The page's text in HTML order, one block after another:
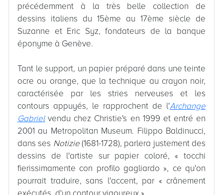
précédemment à la très belle collection de
dessins italiens du 15ème au 17ème siècle de
Suzanne et Eric Syz, fondateurs de la banque
éponyme à Genève.
Tant le support, un papier préparé dans une teinte
ocre ou orange, que la technique au crayon noir,
caractérisée par les stries nerveuses et les
contours appuyés, le rapprochent de l'Archange
Gabrielvendu chez Christie's en 1999 et entré en
2001 au Metropolitan Museum. Filippo Baldinucci,
dans ses Notizie(1681-1728), parlera justement des
dessins de l'artiste sur papier coloré, « tocchi
fierissimamente con profilo gagliardo », ce qu'on
pourrait traduire, sans l'accent, par « crânement